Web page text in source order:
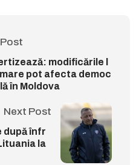
modificările l
pot afecta democ
în Moldova
Next Post
după înfr
la